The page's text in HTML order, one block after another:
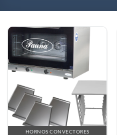
HORNOS CONVECTORES